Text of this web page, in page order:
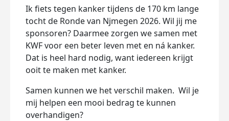
Ik fiets tegen kanker tijdens de 170 km lange
tocht de Ronde van Njmegen 2026. Wil jij me
sponsoren? Daarmee zorgen we samen met
KWF voor een beter leven met en ná kanker.
Dat is heel hard nodig, want iedereen krijgt
ooit te maken met kanker.
Samen kunnen we het verschil maken. Wil je
mij helpen een mooi bedrag te kunnen
overhandigen?